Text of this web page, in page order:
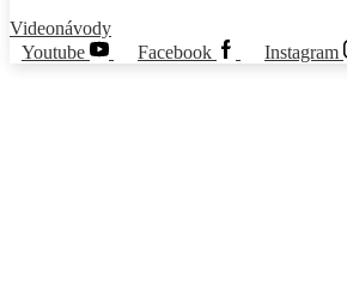
Videonávody
Youtube
Facebook Instagram